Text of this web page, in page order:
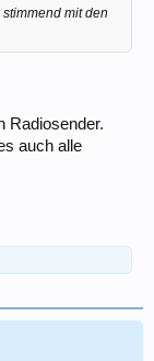
mit den
Radiosender.
auch alle